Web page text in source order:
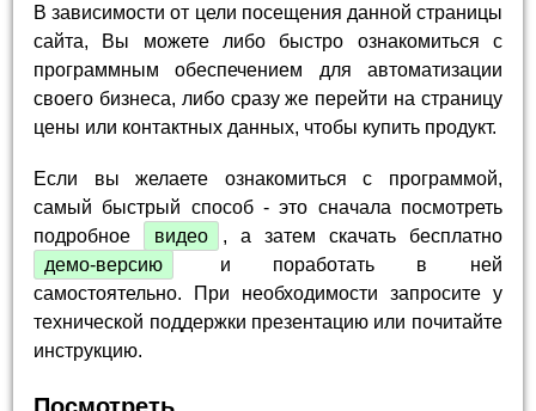
В зависимости от цели посещения данной страницы
сайта, Вы можете либо быстро ознакомиться с
программным обеспечением для автоматизации
своего бизнеса, либо сразу же перейти на страницу
цены или контактных данных, чтобы купить продукт.
Если вы желаете ознакомиться с программой,
самый быстрый способ - это сначала посмотреть
подробное
видео
, а затем скачать бесплатно
демо-версию
и поработать в ней
самостоятельно. При необходимости запросите у
технической поддержки презентацию или почитайте
инструкцию.